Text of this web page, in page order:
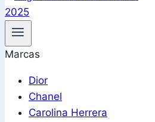
Marcas
Dior
Chanel
Carolina Herrera